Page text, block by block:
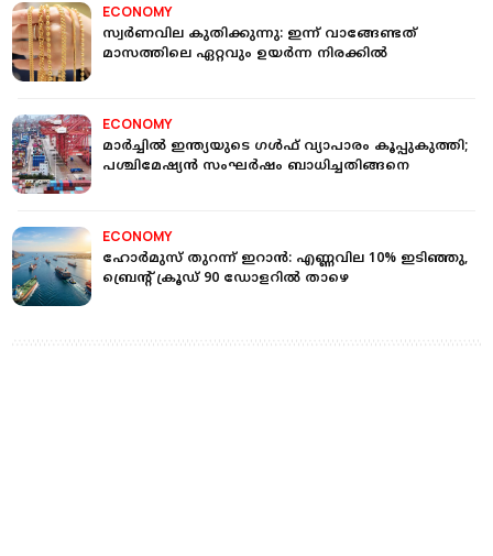
ECONOMY
സ്വർണവില കുതിക്കുന്നു: ഇന്ന് വാങ്ങേണ്ടത്
മാസത്തിലെ ഏറ്റവും ഉയർന്ന നിരക്കില്‍
ECONOMY
മാര്‍ച്ചില്‍ ഇന്ത്യയുടെ ഗള്‍ഫ് വ്യാപാരം കൂപ്പുകുത്തി;
പശ്ചിമേഷ്യന്‍ സംഘര്‍ഷം ബാധിച്ചതിങ്ങനെ
ECONOMY
ഹോര്‍മുസ് തുറന്ന് ഇറാന്‍: എണ്ണവില 10% ഇടിഞ്ഞു,
ബ്രെന്റ് ക്രൂഡ് 90 ഡോളറില്‍ താഴെ